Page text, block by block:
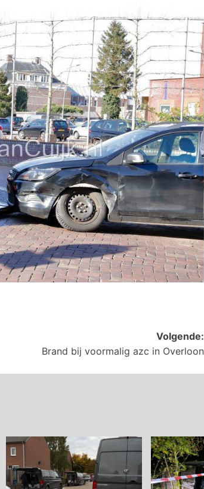
Volgende:
Brand bij voormalig azc in Overloon